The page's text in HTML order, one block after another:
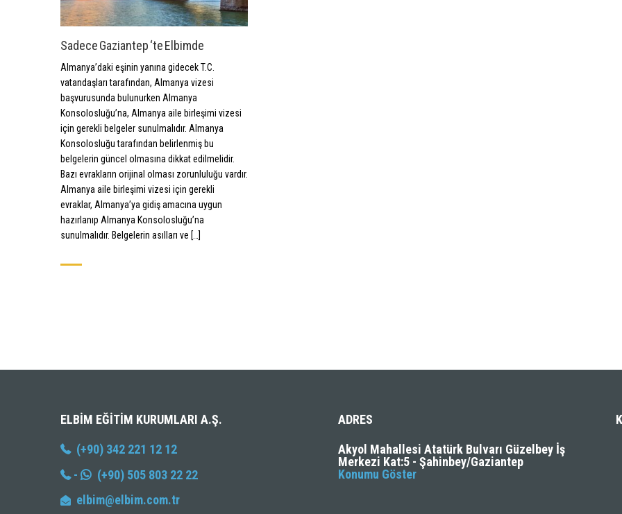
Sadece Gaziantep ‘te Elbimde
Almanya’daki eşinin yanına gidecek T.C.
vatandaşları tarafından, Almanya vizesi
başvurusunda bulunurken Almanya
Konsolosluğu’na, Almanya aile birleşimi vizesi
için gerekli belgeler sunulmalıdır. Almanya
Konsolosluğu tarafından belirlenmiş bu
belgelerin güncel olmasına dikkat edilmelidir.
Bazı evrakların orijinal olması zorunluluğu vardır.
Almanya aile birleşimi vizesi için gerekli
evraklar, Almanya’ya gidiş amacına uygun
hazırlanıp Almanya Konsolosluğu’na
sunulmalıdır. Belgelerin asılları ve […]
ELBIM EĞITIM KURUMLARI A.Ş.
(+90) 342 221 12 12
-
(+90) 505 803 22 22
elbim@elbim.com.tr
ADRES
Akyol Mahallesi Atatürk Bulvarı Güzelbey İş
Merkezi Kat:5 - Şahinbey/Gaziantep
Konumu Göster